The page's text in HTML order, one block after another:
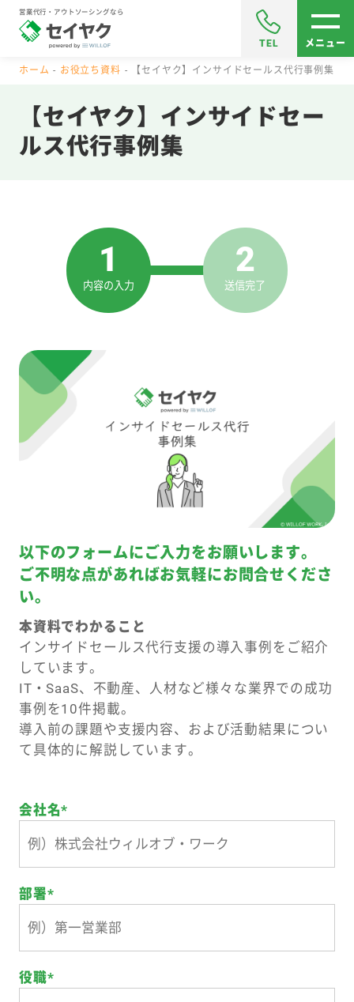
営業代行・アウトソーシングなら
TEL メニュー
ホーム お役立ち資料 【セイヤク】インサイドセールス代行事例集
【セイヤク】インサイドセー
ルス代行事例集
1
内容の入力
2
送信完了
以下のフォームにご入力をお願いします。
ご不明な点があればお気軽にお問合せくださ
い。
本資料でわかること
インサイドセールス代行支援の導入事例をご紹介
しています。
IT・SaaS、不動産、人材など様々な業界での成功
事例を10件掲載。
導入前の課題や支援内容、および活動結果につい
て具体的に解説しています。
会社名*
部署*
役職*